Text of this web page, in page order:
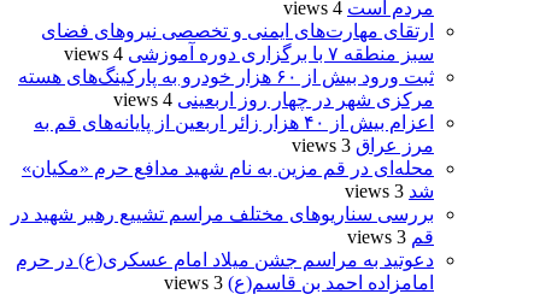
مردم است 4 views
ارتقای مهارت‌های ایمنی و تخصصی نیروهای فضای
سبز منطقه ۷ با برگزاری دوره آموزشی
4 views
ثبت ورود بیش از ۶۰ هزار خودرو به پارکینگ‌های هسته
مرکزی شهر در چهار روز اربعینی 4 views
اعزام بیش از ۴۰ هزار زائر اربعین از پایانه‌های قم به
مرز عراق 3 views
محله‌ای در قم مزین به نام شهید مدافع حرم «مکیان»
شد 3 views
بررسی سناریوهای مختلف مراسم تشییع رهبر شهید در
قم 3 views
دعوتید به مراسم جشن میلاد امام عسکری(ع) در حرم
امامزاده احمد بن قاسم(ع) 3 views